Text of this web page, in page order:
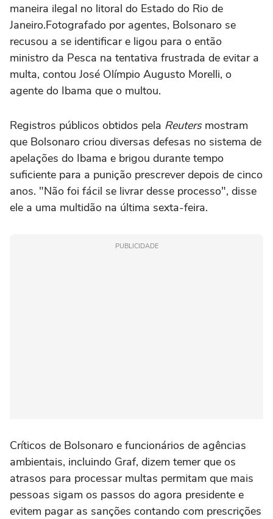
maneira ilegal no litoral do Estado do Rio de
Janeiro.Fotografado por agentes, Bolsonaro se
recusou a se identificar e ligou para o então
ministro da Pesca na tentativa frustrada de evitar a
multa, contou José Olímpio Augusto Morelli, o
agente do Ibama que o multou.
Registros públicos obtidos pela Reutersmostram
que Bolsonaro criou diversas defesas no sistema de
apelações do Ibama e brigou durante tempo
suficiente para a punição prescrever depois de cinco
anos. "Não foi fácil se livrar desse processo", disse
ele a uma multidão na última sexta-feira.
PUBLICIDADE
Críticos de Bolsonaro e funcionários de agências
ambientais, incluindo Graf, dizem temer que os
atrasos para processar multas permitam que mais
pessoas sigam os passos do agora presidente e
evitem pagar as sanções contando com prescrições